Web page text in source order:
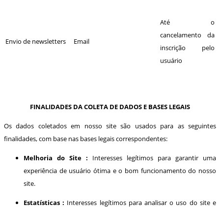
Envio de newsletters Email
Até o
cancelamento da
inscrição pelo
usuário
FINALIDADES DA COLETA DE DADOS E BASES LEGAIS
Os dados coletados em nosso site são usados para as seguintes
finalidades, com base nas bases legais correspondentes:
Melhoria do Site : Interesses legítimos para garantir uma
experiência de usuário ótima e o bom funcionamento do nosso
site.
Estatísticas : Interesses legítimos para analisar o uso do site e